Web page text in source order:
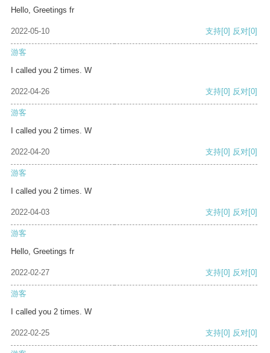
Hello, Greetings fr
2022-05-10 支持[0] 反对[0]
游客
I called you 2 times. W
2022-04-26 支持[0] 反对[0]
游客
I called you 2 times. W
2022-04-20 支持[0] 反对[0]
游客
I called you 2 times. W
2022-04-03 支持[0] 反对[0]
游客
Hello, Greetings fr
2022-02-27 支持[0] 反对[0]
游客
I called you 2 times. W
2022-02-25 支持[0] 反对[0]